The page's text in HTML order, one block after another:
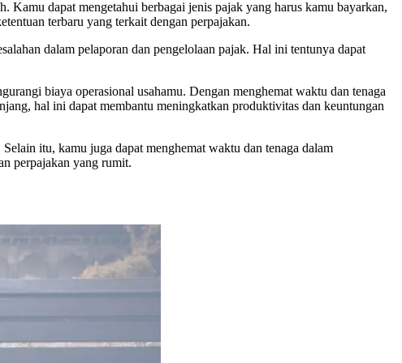
Kamu dapat mengetahui berbagai jenis pajak yang harus kamu bayarkan,
terbaru yang terkait dengan perpajakan.
dalam pelaporan dan pengelolaan pajak. Hal ini tentunya dapat
biaya operasional usahamu. Dengan menghemat waktu dan tenaga
hal ini dapat membantu meningkatkan produktivitas dan keuntungan
itu, kamu juga dapat menghemat waktu dan tenaga dalam
perpajakan yang rumit.